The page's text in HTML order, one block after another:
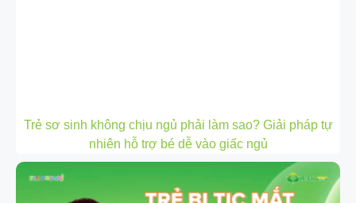
Trẻ sơ sinh không chịu ngủ phải làm sao? Giải pháp tự
nhiên hỗ trợ bé dễ vào giấc ngủ